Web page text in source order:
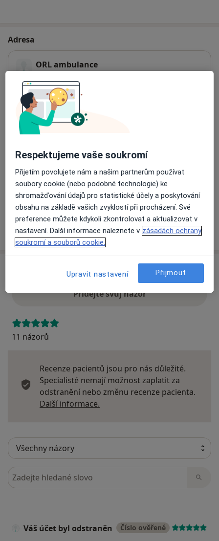
Adresa
ORL ambulance
Dostupnost
Na této adrese online kalendář není aktivní
Co mám v takové situaci udělat?
Způsoby platby (soukromé návštěvy)
Na teto adrese lékař přijímá pacienty na pojišťovnu
Detaily
Více
o adrese
Přidejte svůj názor
11 názorů
Recenze pacientů jsou pro nás důležité.
Specialisté nemají možnost zaplatit za
odstranění nebo změnu recenze pacienta.
Další informace.
Hledejte v názorech
Váš účet byl odstraněn Číslo ověřené
Respektujeme vaše soukromí
Přijetím povolujete nám a našim partnerům používat
soubory cookie (nebo podobné technologie) ke
shromažďování údajů pro statistické účely a poskytování
obsahu na základě vašich zvyklostí při procházení. Své
preference můžete kdykoli zkontrolovat a aktualizovat v
nastavení. Další informace naleznete v zásadách ochrany
soukromí a souborů cookie.
Upravit nastavení Přijmout